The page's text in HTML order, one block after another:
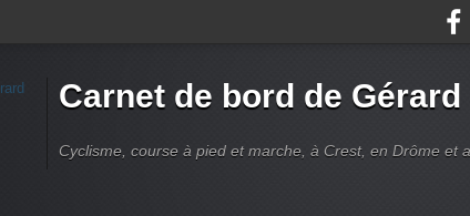
Carnet de bord de Gérard
Cyclisme, course à pied et marche, à Crest, en Drôme et